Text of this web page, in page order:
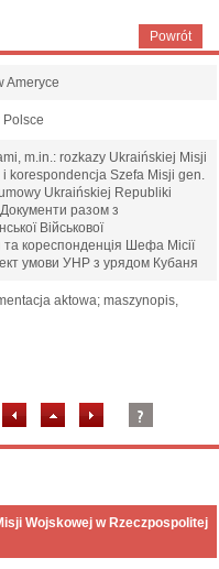
Powrót
Ameryce
m.in.: rozkazy Ukraińskiej Misji
korespondencja Szefa Misji gen.
Ukraińskiej Republiki
разом з
Військової
та кореспонденція Шефа Місії
умови УНР з урядом Кубаня
aktowa; maszynopis,
Wojskowej w Rzeczpospolitej